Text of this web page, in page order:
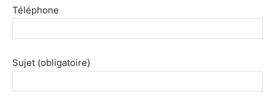
Téléphone
Sujet (obligatoire)